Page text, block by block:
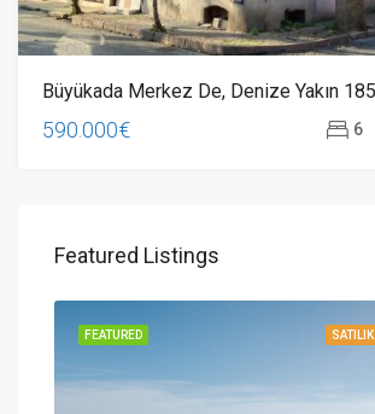
590.000€ 6
Featured Listings
SATILIK
FEATURED